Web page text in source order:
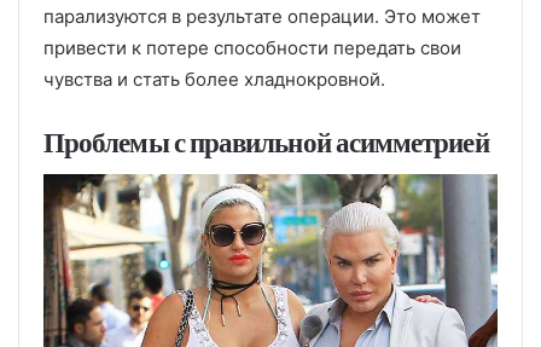
парализуются в результате операции. Это может
привести к потере способности передать свои
чувства и стать более хладнокровной.
Проблемы с правильной асимметрией